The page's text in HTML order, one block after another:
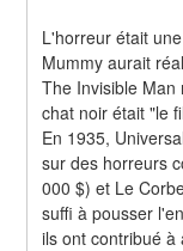
L'horreur était
Mummy aurait
The Invisible
chat noir était "le
En 1935,
sur des horreurs
000 $) et Le
suffi à pousser
ils ont contribué